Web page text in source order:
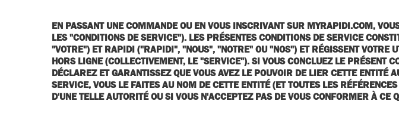
EN PASSANT UNE COMMANDE OU EN VOUS INSCRIVANT SUR MYRAPIDI.COM,
LES "CONDITIONS DE SERVICE"). LES PRÉSENTES CONDITIONS DE SERVICE
"VOTRE") ET RAPIDI ("RAPIDI", "NOUS", "NOTRE" OU "NOS") ET RÉGISSENT VOTRE
HORS LIGNE (COLLECTIVEMENT, LE "SERVICE"). SI VOUS CONCLUEZ LE PRÉSENT
DÉCLAREZ ET GARANTISSEZ QUE VOUS AVEZ LE POUVOIR DE LIER CETTE ENTITÉ
SERVICE, VOUS LE FAITES AU NOM DE CETTE ENTITÉ (ET TOUTES LES
D'UNE TELLE AUTORITÉ OU SI VOUS N'ACCEPTEZ PAS DE VOUS CONFORMER À